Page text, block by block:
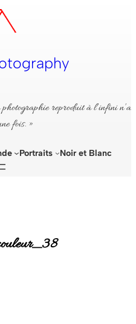
reproduit à l’infini n’a
fois. »
Portraits Noir et Blanc